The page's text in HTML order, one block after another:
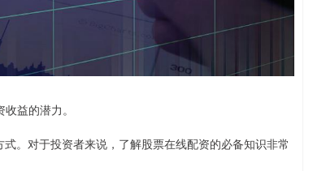
益的潜力。
。对于投资者来说，了解股票在线配资的必备知识非常